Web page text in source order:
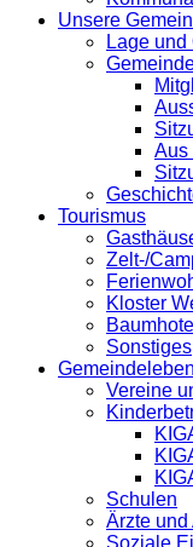
Unsere
Lage und
Aus
Tourismus
Zelt-/
Kloster
Baumhotel
Sonstiges
Gemeindeleben
Vereine
Schulen
Ärzte und
Soziale